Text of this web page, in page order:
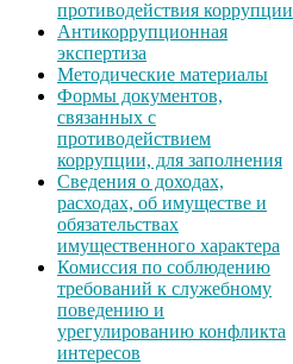
противодействия коррупции
Антикоррупционная
экспертиза
Методические материалы
Формы документов,
связанных с
противодействием
коррупции, для заполнения
Сведения о доходах,
расходах, об имуществе и
обязательствах
имущественного характера
Комиссия по соблюдению
требований к служебному
поведению и
урегулированию конфликта
интересов